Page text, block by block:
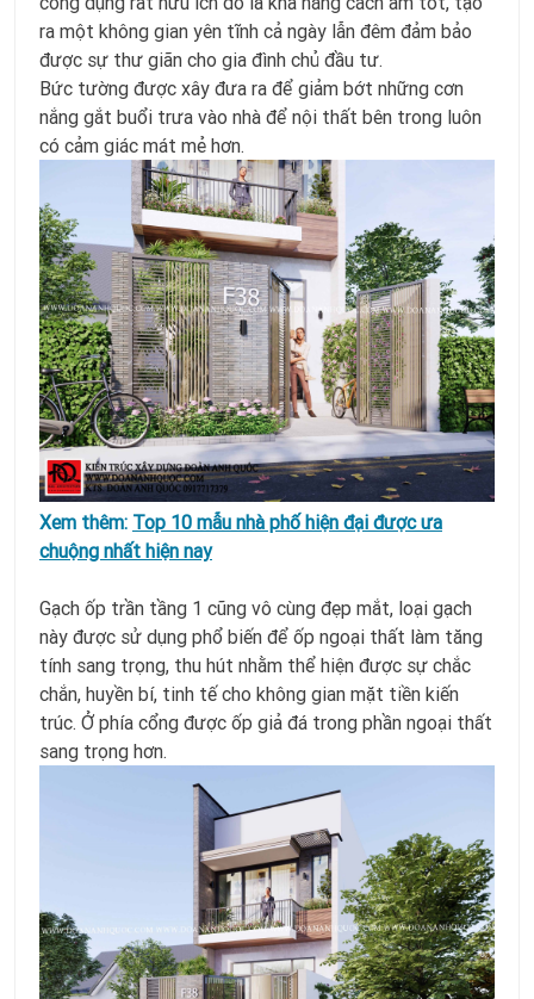
ra một không gian yên tĩnh cả ngày lẫn đêm đảm bảo
được sự thư giãn cho gia đình chủ đầu tư.
Bức tường được xây đưa ra để giảm bớt những cơn
nắng gắt buổi trưa vào nhà để nội thất bên trong luôn
có cảm giác mát mẻ hơn.
Xem thêm: Top 10 mẫu nhà phố hiện đại được ưa
chuộng nhất hiện nay
Gạch ốp trần tầng 1 cũng vô cùng đẹp mắt, loại gạch
này được sử dụng phổ biến để ốp ngoại thất làm tăng
tính sang trọng, thu hút nhằm thể hiện được sự chắc
chắn, huyền bí, tinh tế cho không gian mặt tiền kiến
trúc. Ở phía cổng được ốp giả đá trong phần ngoại thất
sang trọng hơn.